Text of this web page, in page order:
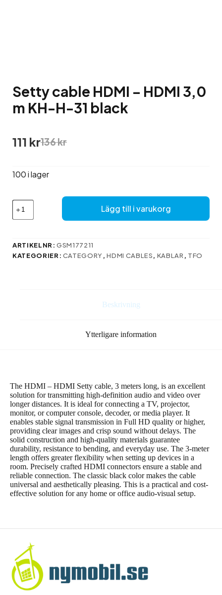
Setty cable HDMI – HDMI 3,0
m KH-H-31 black
136kr
Det
ursprungliga
var:
111 krDet
nuvarande
är:
100 i lager
Setty
cable
HDMI
HDMI
m
Lägg till i varukorg
ARTIKELNR:GSM177211
KATEGORIER: CATEGORY ,HDMI CABLES, KABLAR , TFO
Beskrivning
Ytterligare information
The HDMI – HDMI Setty cable, 3 meters long, is an excellent
solution for transmitting high-definition audio and video over
longer distances. It is ideal for connecting a TV, projector,
monitor, or computer console, decoder, or media player. It
enables stable signal transmission in Full HD quality or higher,
providing clear images and crisp sound without delays. The
solid construction and high-quality materials guarantee
durability, resistance to bending, and everyday use. The 3-meter
length offers greater flexibility when setting up devices in a
room. Precisely crafted HDMI connectors ensure a stable and
reliable connection. The classic black color makes the cable
universal and aesthetically pleasing. This is a practical and cost-
effective solution for any home or office audio-visual setup.